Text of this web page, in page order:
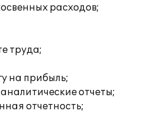
расходов;
труда;
на прибыль;
отчеты;
отчетность;